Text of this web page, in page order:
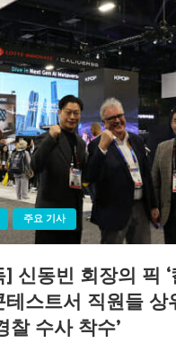
주요 기사
] 신동빈 회장의 픽 ‘
테스트서 직원들 상
찰 수사 착수’